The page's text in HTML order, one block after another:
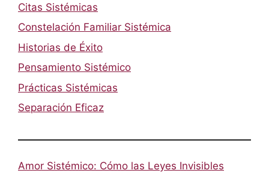
Citas Sistémicas
Constelación Familiar Sistémica
Historias de Éxito
Pensamiento Sistémico
Prácticas Sistémicas
Separación Eficaz
Amor Sistémico: Cómo las Leyes Invisibles